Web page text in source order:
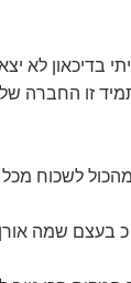
בדיכאון לא
זו החברה
לשכוח
בעצם שמה